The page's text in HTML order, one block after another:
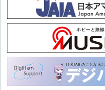
その119 2000年はサンス
その118 タイで7回目の
年(1)